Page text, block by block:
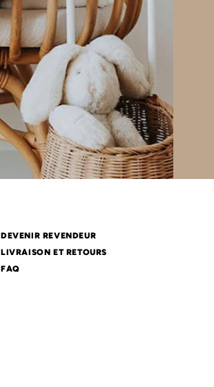
DEVENIR REVENDEUR
LIVRAISON ET RETOURS
FAQ